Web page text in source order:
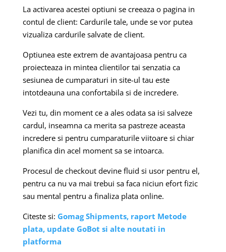
La activarea acestei optiuni se creeaza o pagina in
contul de client: Cardurile tale, unde se vor putea
vizualiza cardurile salvate de client.
Optiunea este extrem de avantajoasa pentru ca
proiecteaza in mintea clientilor tai senzatia ca
sesiunea de cumparaturi in site-ul tau este
intotdeauna una confortabila si de incredere.
Vezi tu, din moment ce a ales odata sa isi salveze
cardul, inseamna ca merita sa pastreze aceasta
incredere si pentru cumparaturile viitoare si chiar
planifica din acel moment sa se intoarca.
Procesul de checkout devine fluid si usor pentru el,
pentru ca nu va mai trebui sa faca niciun efort fizic
sau mental pentru a finaliza plata online.
Citeste si: Gomag Shipments, raport Metode
plata, update GoBot si alte noutati in
platforma